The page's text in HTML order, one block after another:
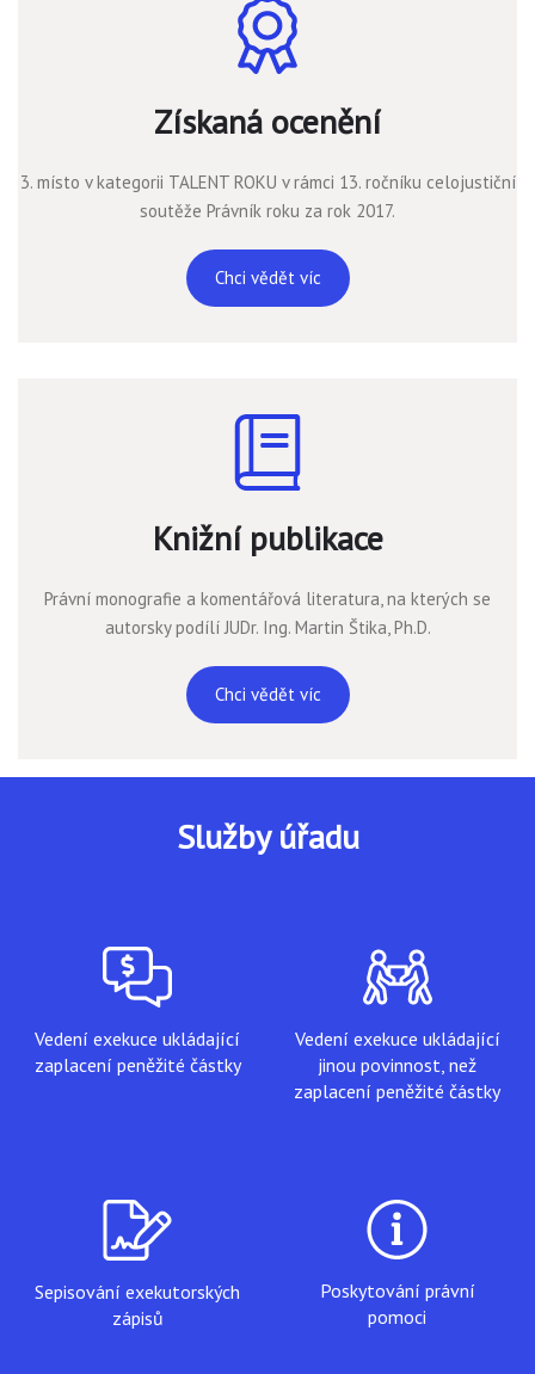
Získaná ocenění
3. místo v kategorii TALENT ROKU v rámci 13. ročníku celojustiční
soutěže Právník roku za rok 2017.
Chci vědět víc
Knižní publikace
Právní monografie a komentářová literatura, na kterých se
autorsky podílí JUDr. Ing. Martin Štika, Ph.D.
Chci vědět víc
Služby úřadu
Vedení exekuce ukládající
zaplacení peněžité částky
Vedení exekuce ukládající
jinou povinnost, než
zaplacení peněžité částky
Sepisování exekutorských
zápisů
Poskytování právní
pomoci